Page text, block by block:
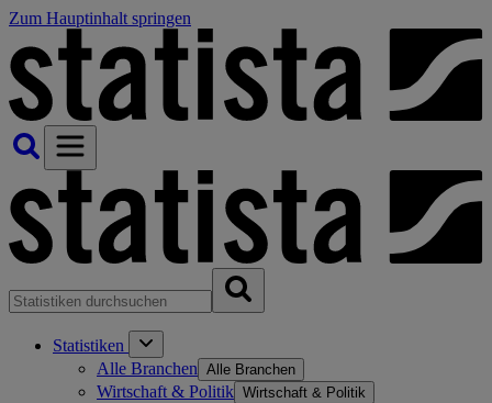
Zum Hauptinhalt springen
Statistiken
Alle Branchen Alle Branchen
Wirtschaft & Politik Wirtschaft & Politik